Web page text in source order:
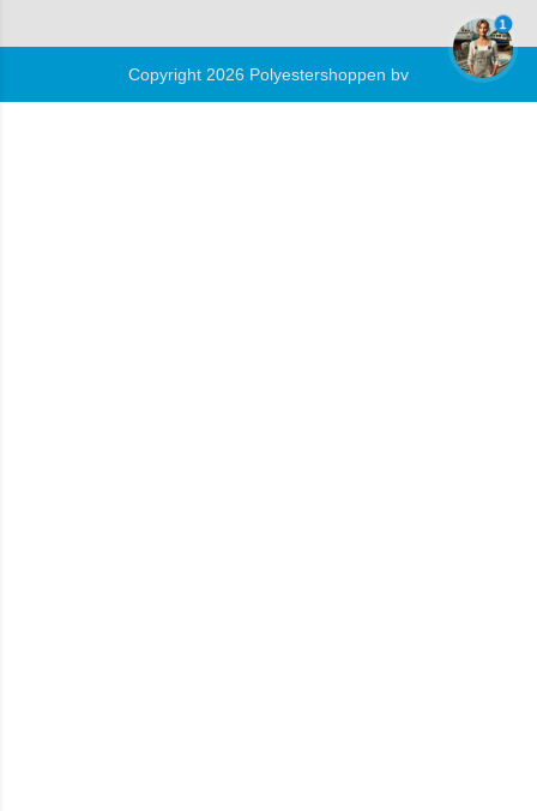
Copyright 2026 Polyestershoppen bv
1